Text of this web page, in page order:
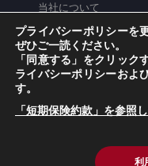
当社について
経営陣
パートナーシップおよ
受賞歴・栄誉
メディア
トラストセンター
プライバシーポリシーを
ぜひご一読ください。
「同意する」をクリッ
ライバシーポリシーおよ
す。
「短期保険約款」を参照
利